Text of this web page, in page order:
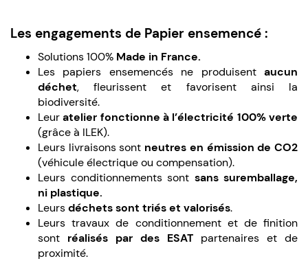
Les engagements de Papier ensemencé :
Solutions 100% Made in France.
Les papiers ensemencés ne produisent aucun
déchet, fleurissent et favorisent ainsi la
biodiversité.
Leuratelier fonctionne à l’électricité 100% verte
(grâce à ILEK).
Leurs livraisons sont neutres en émission de CO2
(véhicule électrique ou compensation).
Leurs conditionnements sont sans suremballage,
ni plastique.
Leursdéchets sont triés et valorisés.
Leurs travaux de conditionnement et de finition
sont réalisés par des ESAT partenaires et de
proximité.